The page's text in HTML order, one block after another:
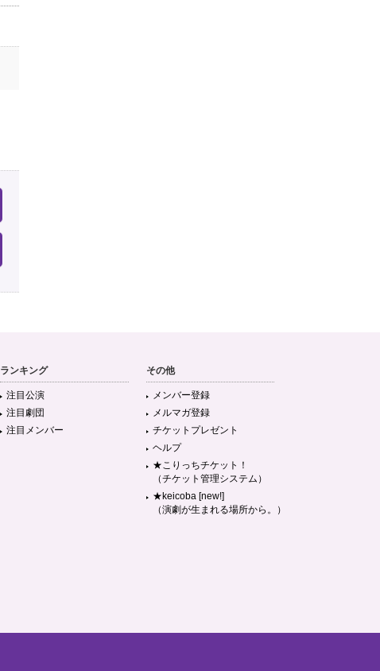
ランキング
注目公演
注目劇団
注目メンバー
その他
メンバー登録
メルマガ登録
チケットプレゼント
ヘルプ
★こりっちチケット！
（チケット管理システム）
★keicoba [new!]
（演劇が生まれる場所から。）